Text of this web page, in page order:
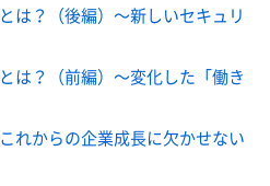
は？（後編）～新しいセキュリ
は？（前編）～変化した「働き
れからの企業成長に欠かせない